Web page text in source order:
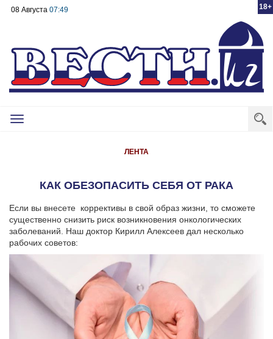
18+
08 Августа 07:49
Toggle
ЛЕНТА
КАК ОБЕЗОПАСИТЬ СЕБЯ ОТ РАКА
Если вы внесете коррективы в свой образ жизни, то сможете
существенно снизить риск возникновения онкологических
заболеваний. Наш доктор Кирилл Алексеев дал несколько
рабочих советов: